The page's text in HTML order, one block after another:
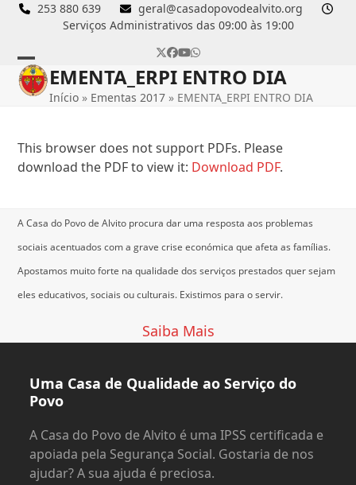
Skip
253 880 639
geral@casadopovodealvito.org
Serviços Administrativos das 09:00 às 19:00
Twitter
Facebook
YouTube
Whatsapp
Open
mobile
Close
mobile
EMENTA_ERPI ENTRO DIA
Início » Ementas 2017 » EMENTA_ERPI ENTRO DIA
This browser does not support PDFs. Please
download the PDF to view it: Download PDF.
A Casa do Povo de Alvito procura dar uma resposta aos problemas
sociais acentuados com a grave crise económica que afeta as famílias.
Apostamos muito forte na qualidade dos serviços prestados quer sejam
eles educativos, sociais ou culturais. Existimos para o servir.
Saiba Mais
Uma Casa de Qualidade ao Serviço do
Povo
A Casa do Povo de Alvito é uma IPSS certificada e
apoiada pela Segurança Social. Gostaria de nos
ajudar? A sua ajuda é preciosa.